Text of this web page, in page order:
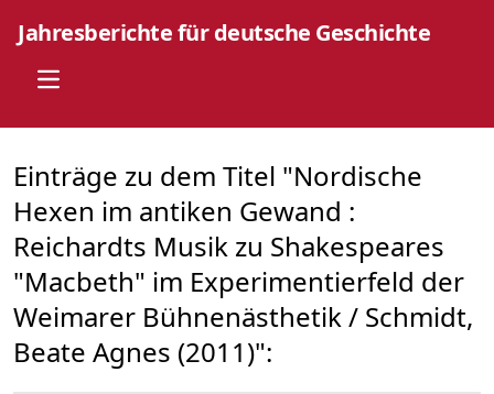
Jahresberichte für deutsche Geschichte
Open main menu
Einträge zu dem Titel "Nordische
Hexen im antiken Gewand :
Reichardts Musik zu Shakespeares
"Macbeth" im Experimentierfeld der
Weimarer Bühnenästhetik / Schmidt,
Beate Agnes (2011)":